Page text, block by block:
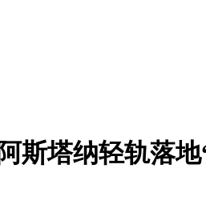
斯塔纳轻轨落